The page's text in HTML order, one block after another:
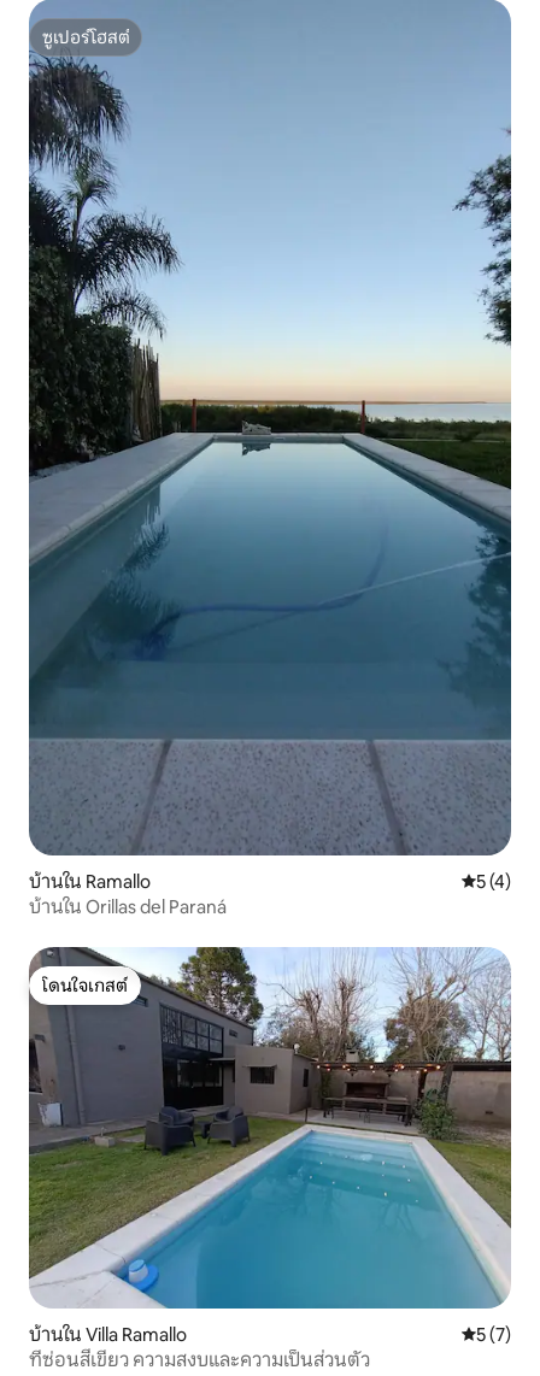
ซูเปอร์โฮสต์
ซูเปอร์โฮสต์
บ้านใน Ramallo คะแนนเฉ
5 (4)
บ้านใน Orillas del Paraná
โดนใจเกสต์
โดนใจเกสต์
บ้านใน Villa Ramallo คะแนนเฉ
5 (7)
ที่ซ่อนสีเขียว ความสงบและความเป็นส่วนตัว